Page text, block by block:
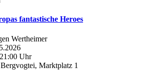
fantastische Heroes
Wertheimer
Uhr
Marktplatz 1